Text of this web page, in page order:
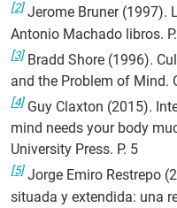
[2] Jerome Bruner (1997).
Antonio Machado libros.
[3]Bradd Shore (1996).
and the Problem of Mind.
[4] Guy Claxton (2015).
mind needs your body
University Press. P. 5
[5] Jorge Emiro Restrepo
situada y extendida: una